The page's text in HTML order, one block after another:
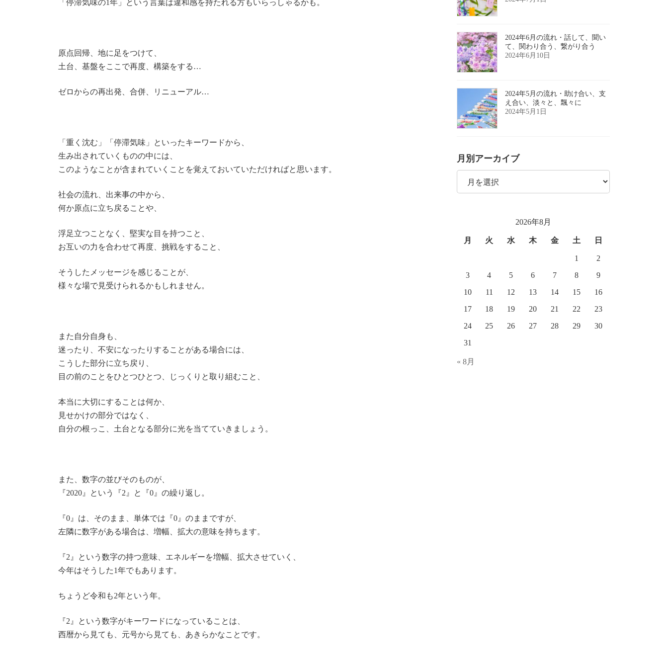
「停滞気味の1年」という言葉は違和感を持たれる方もいらっしゃるかも。
原点回帰、地に足をつけて、
土台、基盤をここで再度、構築をする…
ゼロからの再出発、合併、リニューアル…
「重く沈む」「停滞気味」といったキーワードから、
生み出されていくものの中には、
このようなことが含まれていくことを覚えておいていただければと思います。
社会の流れ、出来事の中から、
何か原点に立ち戻ることや、
浮足立つことなく、堅実な目を持つこと、
お互いの力を合わせて再度、挑戦をすること、
そうしたメッセージを感じることが、
様々な場で見受けられるかもしれません。
また自分自身も、
迷ったり、不安になったりすることがある場合には、
こうした部分に立ち戻り、
目の前のことをひとつひとつ、じっくりと取り組むこと、
本当に大切にすることは何か、
見せかけの部分ではなく、
自分の根っこ、土台となる部分に光を当てていきましょう。
また、数字の並びそのものが、
『2020』という『2』と『0』の繰り返し。
『0』は、そのまま、単体では『0』のままですが、
左隣に数字がある場合は、増幅、拡大の意味を持ちます。
『2』という数字の持つ意味、エネルギーを増幅、拡大させていく、
今年はそうした1年でもあります。
ちょうど令和も2年という年。
『2』という数字がキーワードになっていることは、
西暦から見ても、元号から見ても、あきらかなことです。
2024年6月の流れ・話して、聞い
て、関わり合う、繋がり合う
2024年6月10日
2024年5月の流れ・助け合い、支
え合い、淡々と、飄々に
2024年5月1日
月別アーカイブ
月
ア
2026年8月
月 火 水 木 金 土 日
1
2
3
4 5 6 7 8
9
10
11 12 13 14 15
16
17
18 19 20 21 22
23
24
25 26 27 28 29
30
31
« 8月